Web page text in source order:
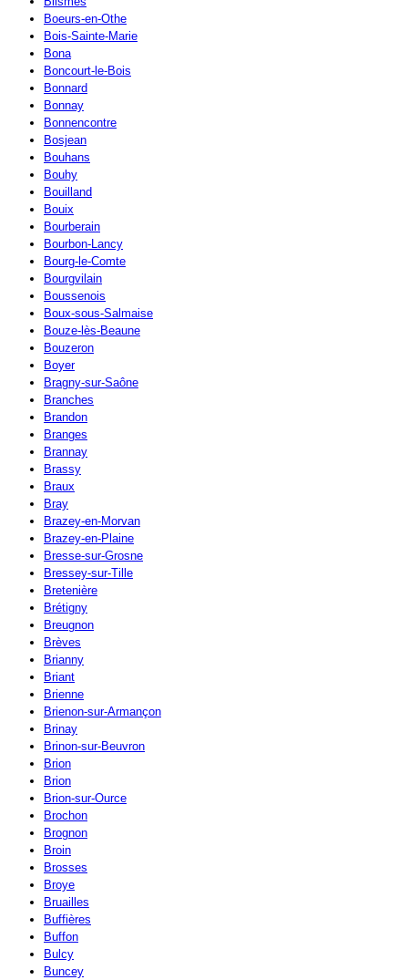
Boeurs-en-Othe
Bois-Sainte-Marie
Bona
Boncourt-le-Bois
Bonnard
Bonnay
Bonnencontre
Bosjean
Bouhans
Bouhy
Bouilland
Bouix
Bourberain
Bourbon-Lancy
Bourg-le-Comte
Bourgvilain
Boussenois
Boux-sous-Salmaise
Bouze-lès-Beaune
Bouzeron
Boyer
Bragny-sur-Saône
Branches
Brandon
Branges
Brannay
Brassy
Braux
Bray
Brazey-en-Morvan
Brazey-en-Plaine
Bresse-sur-Grosne
Bressey-sur-Tille
Bretenière
Brétigny
Breugnon
Brèves
Brianny
Briant
Brienne
Brienon-sur-Armançon
Brinay
Brinon-sur-Beuvron
Brion
Brion
Brion-sur-Ource
Brochon
Brognon
Broin
Brosses
Broye
Bruailles
Buffières
Buffon
Bulcy
Buncey